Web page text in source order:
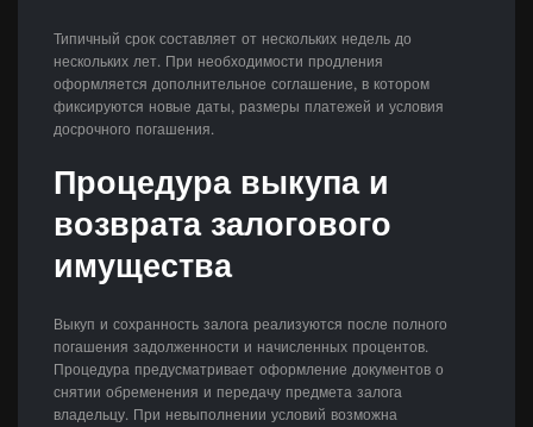
Типичный срок составляет от нескольких недель до
нескольких лет. При необходимости продления
оформляется дополнительное соглашение, в котором
фиксируются новые даты, размеры платежей и условия
досрочного погашения.
Процедура выкупа и
возврата залогового
имущества
Выкуп и сохранность залога реализуются после полного
погашения задолженности и начисленных процентов.
Процедура предусматривает оформление документов о
снятии обременения и передачу предмета залога
владельцу. При невыполнении условий возможна